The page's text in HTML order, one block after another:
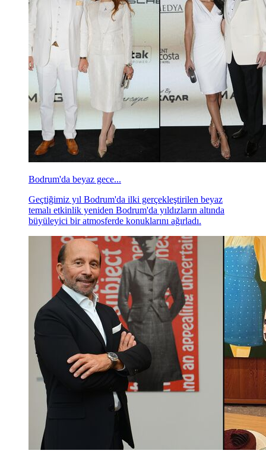
Bodrum'da beyaz gece...
Geçtiğimiz yıl Bodrum'da ilki gerçekleştirilen beyaz
temalı etkinlik yeniden Bodrum'da yıldızların altında
büyüleyici bir atmosferde konuklarını ağırladı.